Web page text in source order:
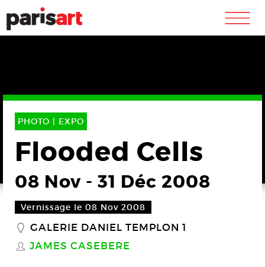
m
PHOTO | EXPO
Flooded Cells
08 Nov - 31 Déc 2008
Vernissage le 08 Nov 2008
_ GALERIE DANIEL TEMPLON 1
S JAMES CASEBERE